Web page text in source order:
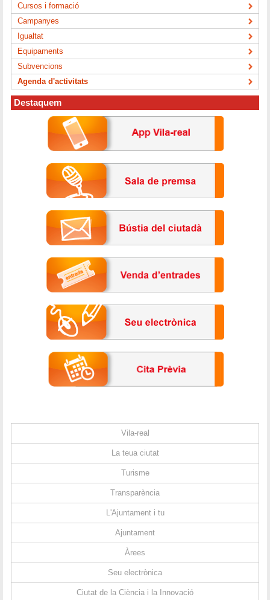
Cursos i formació
Campanyes
Igualtat
Equipaments
Subvencions
Agenda d'activitats
Destaquem
Vila-real
La teua ciutat
Turisme
Transparència
L'Ajuntament i tu
Ajuntament
Àrees
Seu electrònica
Ciutat de la Ciència i la Innovació